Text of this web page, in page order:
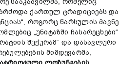
ქართულ ტრადიციებს და
როგორც წარსულის მავნე
„უნიტაზში ჩასარეცხები“
შუქურამ“ და დასავლური
მიმდევარმა,